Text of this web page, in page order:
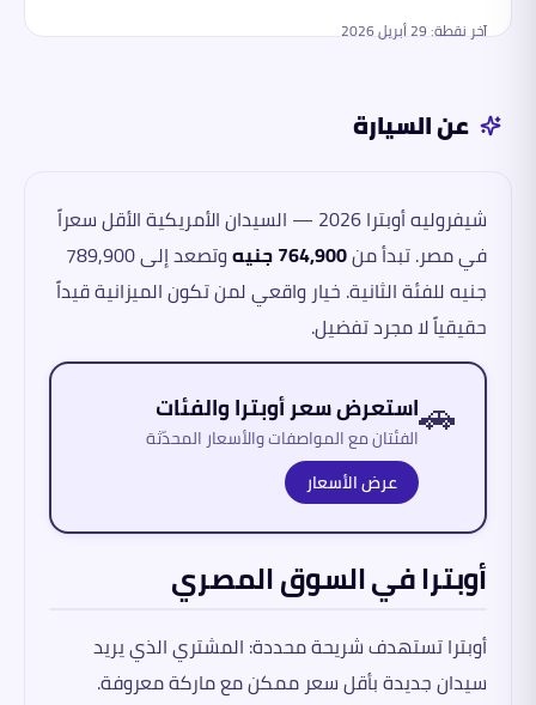
آخر نقطة:29 أبريل 2026
عن السيارة
شيفروليه أوبترا 2026 — السيدان الأمريكية الأقل سعراً
في مصر. تبدأ من764,900 جنيه
وتصعد إلى 789,900
جنيه للفئة الثانية. خيار واقعي لمن تكون الميزانية قيداً
حقيقياً لا مجرد تفضيل.
🚗استعرض سعر أوبترا والفئات
الفئتان مع المواصفات والأسعار المحدّثة
عرض الأسعار
أوبترا في السوق المصري
أوبترا تستهدف شريحة محددة: المشتري الذي يريد
سيدان جديدة بأقل سعر ممكن مع ماركة معروفة.